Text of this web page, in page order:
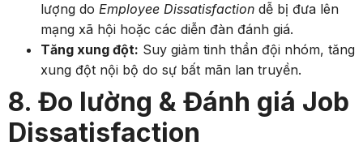
lượng do Employee Dissatisfaction dễ bị đưa lên
mạng xã hội hoặc các diễn đàn đánh giá.
Tăng xung đột: Suy giảm tinh thần đội nhóm, tăng
xung đột nội bộ do sự bất mãn lan truyền.
8. Đo lường & Đánh giá Job
Dissatisfaction